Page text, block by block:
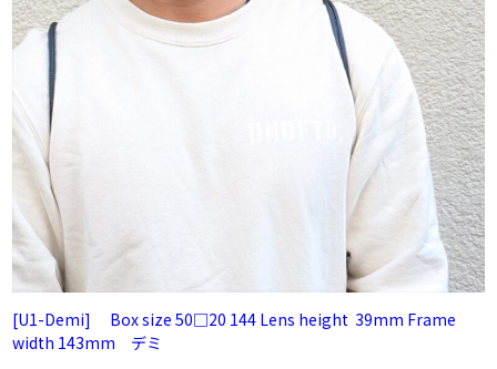
[U1-Demi] Box size 50□20 144 Lens height 39mm Frame
width 143mm デミ